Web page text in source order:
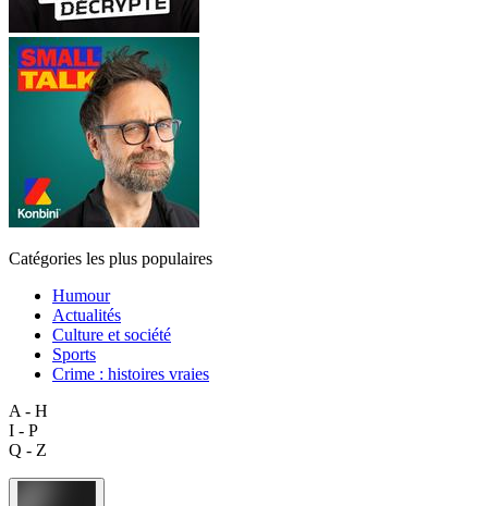
Catégories les plus populaires
Humour
Actualités
Culture et société
Sports
Crime : histoires vraies
A - H
I - P
Q - Z